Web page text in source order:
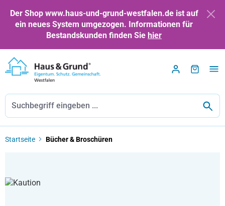
Zum Hauptinhalt springen
Der Shop www.haus-und-grund-westfalen.de ist auf
ein neues System umgezogen. Informationen für
Bestandskunden finden Sie hier
Startseite Bücher & Broschüren